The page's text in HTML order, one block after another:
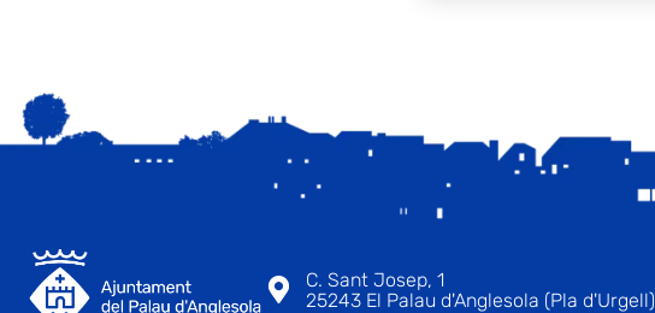
C. Sant Josep, 1
25243 El Palau d'Anglesola (Pla d'Urgell)